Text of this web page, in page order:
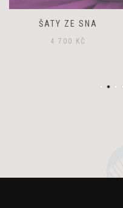
ŠATY ZE SNA
4 700 KČ